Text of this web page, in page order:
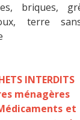
briques,
terre
INTERDITS
et